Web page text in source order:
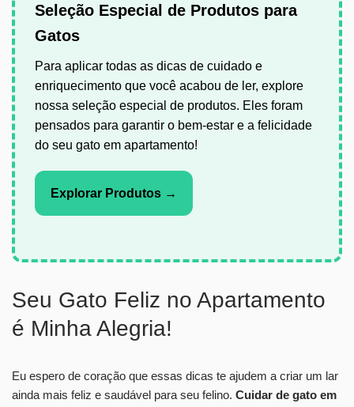
Seleção Especial de Produtos para
Gatos
Para aplicar todas as dicas de cuidado e
enriquecimento que você acabou de ler, explore
nossa seleção especial de produtos. Eles foram
pensados para garantir o bem-estar e a felicidade
do seu gato em apartamento!
Explorar Produtos →
Seu Gato Feliz no Apartamento
é Minha Alegria!
Eu espero de coração que essas dicas te ajudem a criar um lar
ainda mais feliz e saudável para seu felino. Cuidar de gato em